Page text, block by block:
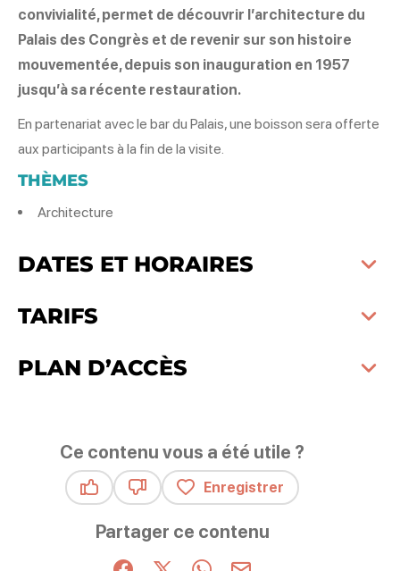
convivialité, permet de découvrir l’architecture du
Palais des Congrès et de revenir sur son histoire
mouvementée, depuis son inauguration en 1957
jusqu’à sa récente restauration.
En partenariat avec le bar du Palais, une boisson sera offerte
aux participants à la fin de la visite.
THÈMES
Architecture
DATES ET HORAIRES
TARIFS
PLAN D’ACCÈS
Ce contenu vous a été utile ?
Enregistrer
Partager ce contenu